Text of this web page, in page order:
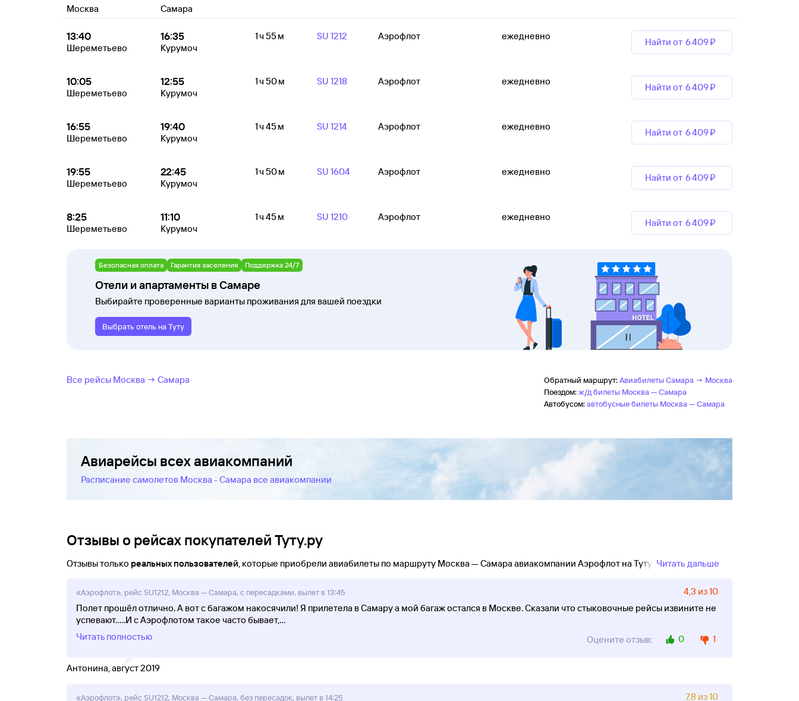
Москва
Самара
13:40
Шереметьево
16:35
Курумоч
1 ч 55 м SU 1212 Аэрофлот ежедневно
Найти от 6 ⁠409 ⁠₽
10:05
Шереметьево
12:55
Курумоч
1 ч 50 м SU 1218 Аэрофлот ежедневно
Найти от 6 ⁠409 ⁠₽
16:55
Шереметьево
19:40
Курумоч
1 ч 45 м SU 1214 Аэрофлот ежедневно
Найти от 6 ⁠409 ⁠₽
19:55
Шереметьево
22:45
Курумоч
1 ч 50 м SU 1604 Аэрофлот ежедневно
Найти от 6 ⁠409 ⁠₽
8:25
Шереметьево
11:10
Курумоч
1 ч 45 м SU 1210 Аэрофлот ежедневно
Найти от 6 ⁠409 ⁠₽
Безопасная оплата Гарантия заселения Поддержка 24/7
Отели и апартаменты в Самаре
Выбирайте проверенные варианты проживания для вашей поездки
Выбрать отель на Туту
Все рейсы Москва → Самара Обратный маршрут:Авиабилеты Самара → Москва
Поездом:ж/д билеты Москва — Самара
Автобусом:автобусные билеты Москва — Самара
Авиарейсы всех авиакомпаний
Расписание самолетов Москва - Самара все авиакомпании
Отзывы о рейсах покупателей Туту.ру
Отзывы только реальных пользователей, которые приобрели авиабилеты по маршруту Москва — Самара авиакомпании Аэрофлот на Туту! Читать дальше
«Аэрофлот», рейс SU1212, Москва — Самара, с пересадками, вылет в 13:45
4,3 из 10
Полет прошёл отлично. А вот с багажом накосячили! Я прилетела в Самару а мой багаж остался в Москве. Сказали что стыковочные рейсы извините не
успевают.....И с Аэрофлотом такое часто бывает,...
Читать полностью
Оцените отзыв: 0 1
Антонина, август 2019
«Аэрофлот», рейс SU1212, Москва — Самара, без пересадок, вылет в 14:25
7,8 из 10